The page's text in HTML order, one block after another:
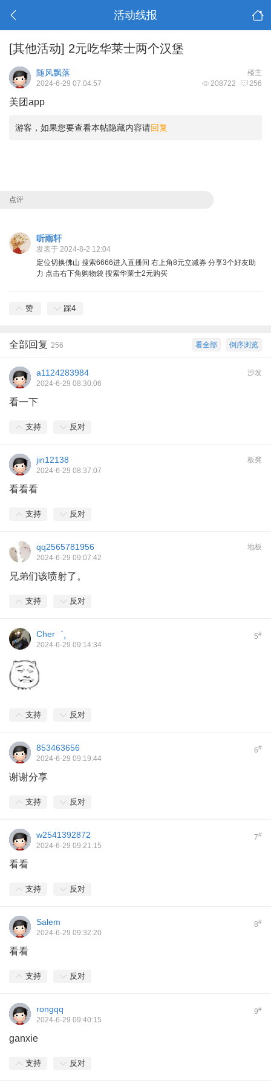
活动线报
[其他活动] 2元吃华莱士两个汉堡
楼主
随风飘落
208722 256
2024-6-29 07:04:57
美团app
游客，如果您要查看本帖隐藏内容请回复
点评
听雨轩
发表于 2024-8-2 12:04
定位切换佛山 搜索6666进入直播间 右上角8元立减券 分享3个好友助
力 点击右下角购物袋 搜索华莱士2元购买
赞 踩4
倒序浏览
看全部
全部回复 256
沙发
a1124283984
2024-6-29 08:30:06
看一下
支持 反对
板凳
jin12138
2024-6-29 08:37:07
看看看
支持 反对
地板
qq2565781956
2024-6-29 09:07:42
兄弟们该喷射了。
支持 反对
5#
Cher゛¸
2024-6-29 09:14:34
支持 反对
6#
853463656
2024-6-29 09:19:44
谢谢分享
支持 反对
7#
w2541392872
2024-6-29 09:21:15
看看
支持 反对
8#
Salem
2024-6-29 09:32:20
看看
支持 反对
9#
rongqq
2024-6-29 09:40:15
ganxie
支持 反对